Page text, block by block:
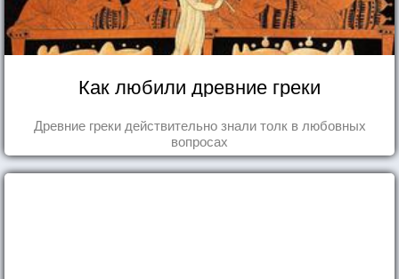
Как любили древние греки
Древние греки действительно знали толк в любовных
вопросах